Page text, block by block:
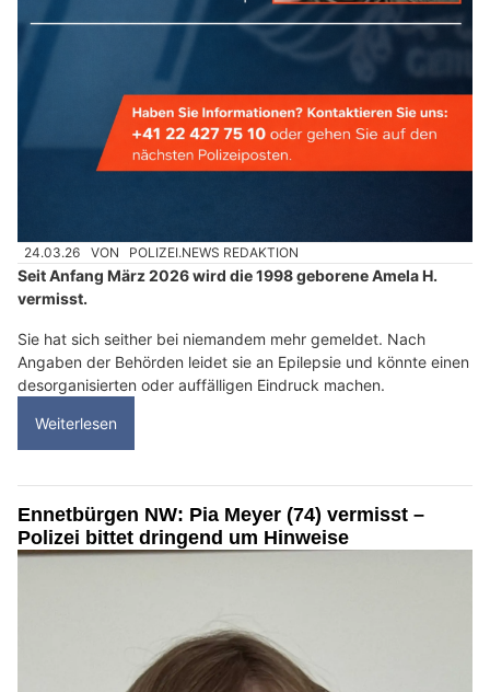
24.03.26 VON POLIZEI.NEWS REDAKTION
Seit Anfang März 2026 wird die 1998 geborene Amela H.
vermisst.
Sie hat sich seither bei niemandem mehr gemeldet. Nach
Angaben der Behörden leidet sie an Epilepsie und könnte einen
desorganisierten oder auffälligen Eindruck machen.
Weiterlesen
Ennetbürgen NW: Pia Meyer (74) vermisst –
Polizei bittet dringend um Hinweise